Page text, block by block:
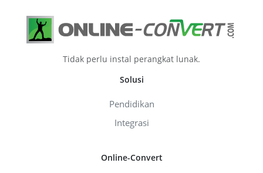
Tidak perlu instal perangkat lunak.
Solusi
Pendidikan
Integrasi
Online-Convert